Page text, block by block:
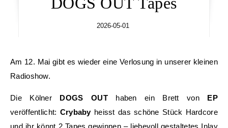
2026-05-01
Am 12. Mai gibt es wieder eine Verlosung in unserer kleinen
Radioshow.
Die Kölner DOGS OUT haben ein Brett von EP
veröffentlicht: Crybabyheisst das schöne Stück Hardcore
und ihr könnt 2 Tapes gewinnen – liebevoll gestaltetes Inlay